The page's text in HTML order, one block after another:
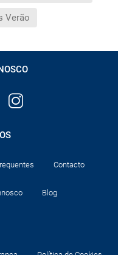
Verão
Contacto
Blog